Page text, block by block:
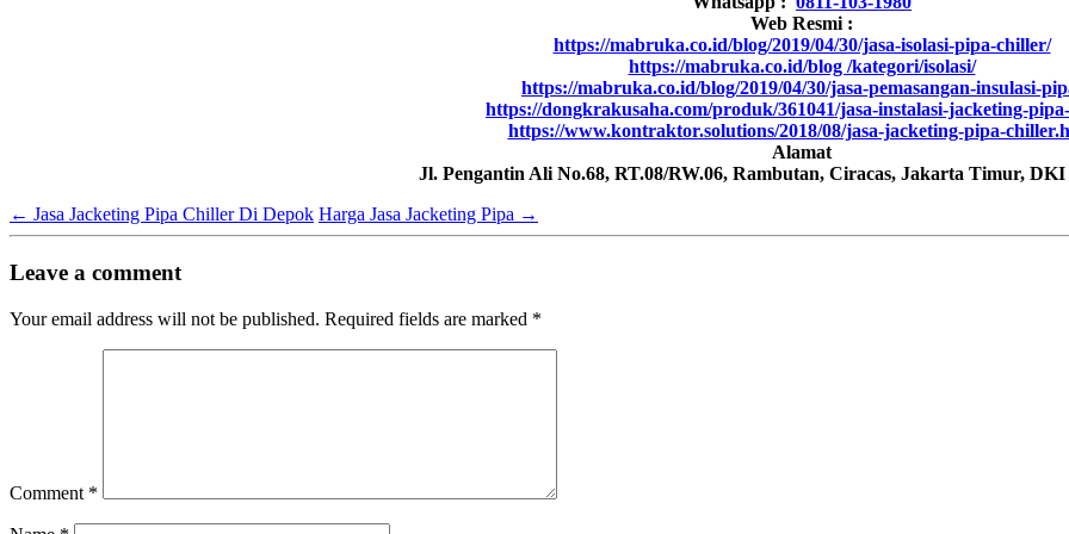
Web Resmi :
https://mabruka.co.id/blog/2019/04/30/jasa-isolasi-pipa-chiller/
https://mabruka.co.id/blog /kategori/isolasi/
https://mabruka.co.id/blog/2019/04/30/jasa-pemasangan-insulasi-
https://dongkrakusaha.com/produk/361041/jasa-instalasi-jacketing-
https://www.kontraktor.solutions/2018/08/jasa-jacketing-pipa-
Alamat
Jl. Pengantin Ali No.68, RT.08/RW.06, Rambutan, Ciracas, Jakarta Timur, DKI
← Jasa Jacketing Pipa Chiller Di Depok Harga Jasa Jacketing Pipa →
Leave a comment
Your email address will not be published. Required fields are marked *
Comment *